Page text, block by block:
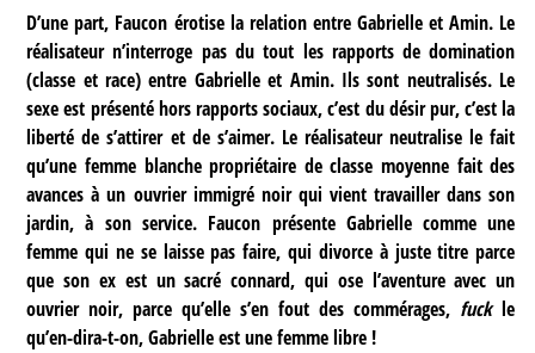
D’une part, Faucon érotise la relation entre Gabrielle et Amin. Le
réalisateur n’interroge pas du tout les rapports de domination
(classe et race) entre Gabrielle et Amin. Ils sont neutralisés. Le
sexe est présenté hors rapports sociaux, c’est du désir pur, c’est la
liberté de s’attirer et de s’aimer. Le réalisateur neutralise le fait
qu’une femme blanche propriétaire de classe moyenne fait des
avances à un ouvrier immigré noir qui vient travailler dans son
jardin, à son service. Faucon présente Gabrielle comme une
femme qui ne se laisse pas faire, qui divorce à juste titre parce
que son ex est un sacré connard, qui ose l’aventure avec un
ouvrier noir, parce qu’elle s’en fout des commérages, fuckle
qu’en-dira-t-on, Gabrielle est une femme libre !